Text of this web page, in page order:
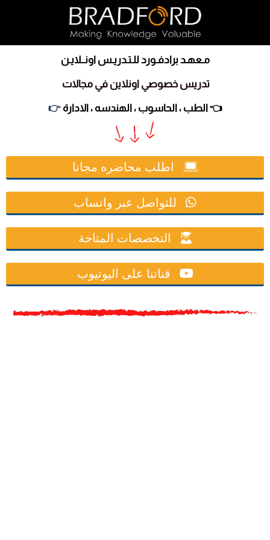
مـعهـد برادفـورد للـتـدريـس اونــلايـن
تدريس خصوصي اونلاين في مجالات
👉 الطب ، الحاسوب ، الهندسه ، الادارة 👈
اطلب محاضره مجانا
للتواصل عبر واتساب
التخصصات المتاحة
قناتنا على اليوتيوب